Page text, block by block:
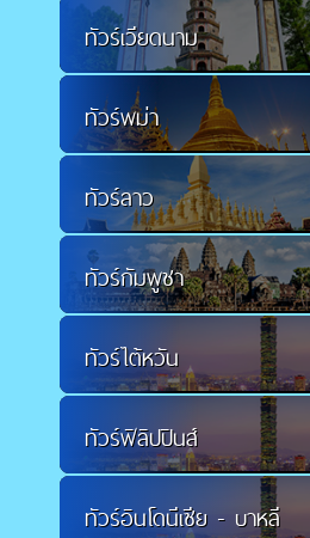
ทัวร์เวียดนาม
ทัวร์พม่า
ทัวร์ลาว
ทัวร์กัมพูชา
ทัวร์ไต้หวัน
ทัวร์ฟิลิปปินส์
ทัวร์อินโดนีเซีย - บาหลี